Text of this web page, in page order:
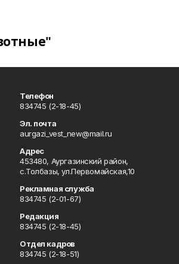
Телефон
834745 (2-18-45)
Эл. почта
aurgazi_vest_new@mail.ru
Адрес
453480, Аургазинский район,
с.Толбазы, ул.Первомайская,10
Рекламная служба
834745 (2-01-67)
Редакция
834745 (2-18-45)
Отдел кадров
834745 (2-18-51)